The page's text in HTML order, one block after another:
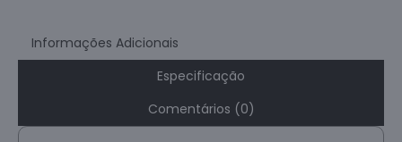
Informações Adicionais
Especificação
Comentários (0)